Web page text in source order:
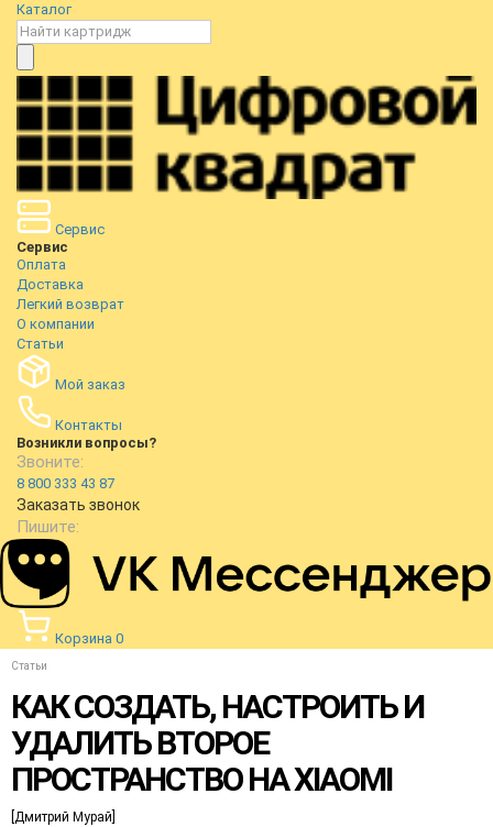
Каталог
Сервис
Сервис
Оплата
Доставка
Легкий возврат
О компании
Статьи
Мой заказ
Контакты
Возникли вопросы?
Звоните:
8 800 333 43 87
Заказать звонок
Пишите:
Корзина 0
Статьи
КАК СОЗДАТЬ, НАСТРОИТЬ И
УДАЛИТЬ ВТОРОЕ
ПРОСТРАНСТВО НА XIAOMI
[Дмитрий Мурай]